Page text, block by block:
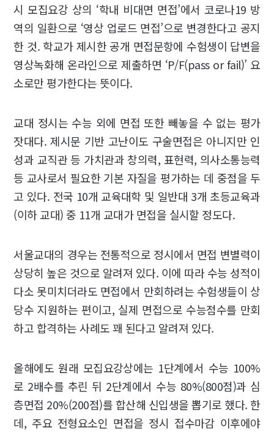
시 모집요강 상의 ‘학내 비대면 면접’에서 코로나19 방
역의 일환으로 ‘영상 업로드 면접’으로 변경한다고 공지
한 것. 학교가 제시한 공개 면접문항에 수험생이 답변을
영상녹화해 온라인으로 제출하면 ‘P/F(pass or fail)’ 요
소로만 평가한다는 뜻이다.
교대 정시는 수능 외에 면접 또한 빼놓을 수 없는 평가
잣대다. 제시문 기반 고난이도 구술면접은 아니지만 인
성과 교직관 등 가치관과 창의력, 표현력, 의사소통능력
등 교사로서 필요한 기본 자질을 평가하는 데 중점을 두
고 있다. 전국 10개 교육대학 및 일반대 3개 초등교육과
(이하 교대) 중 11개 교대가 면접을 실시할 정도다.
서울교대의 경우는 전통적으로 정시에서 면접 변별력이
상당히 높은 것으로 알려져 있다. 이에 따라 수능 성적이
다소 못미치더라도 면접에서 만회하려는 수험생들이 상
당수 지원하는 편이고, 실제 면접으로 수능점수를 만회
하고 합격하는 사례도 꽤 된다고 알려져 있다.
올해에도 원래 모집요강상에는 1단계에서 수능 100%
로 2배수를 추린 뒤 2단계에서 수능 80%(800점)과 심
층면접 20%(200점)를 합산해 신입생을 뽑기로 했다. 한
데, 주요 전형요소인 면접을 정시 접수마감 이후에야